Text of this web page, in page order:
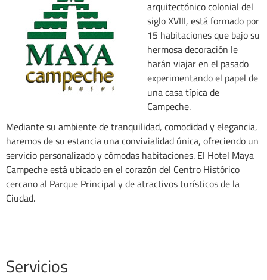
arquitectónico colonial del
siglo XVIII, está formado por
15 habitaciones que bajo su
hermosa decoración le
harán viajar en el pasado
experimentando el papel de
una casa típica de
Campeche.
Mediante su ambiente de tranquilidad, comodidad y elegancia,
haremos de su estancia una convivialidad única, ofreciendo un
servicio personalizado y cómodas habitaciones. El Hotel Maya
Campeche está ubicado en el corazón del Centro Histórico
cercano al Parque Principal y de atractivos turísticos de la
Ciudad.
Servicios